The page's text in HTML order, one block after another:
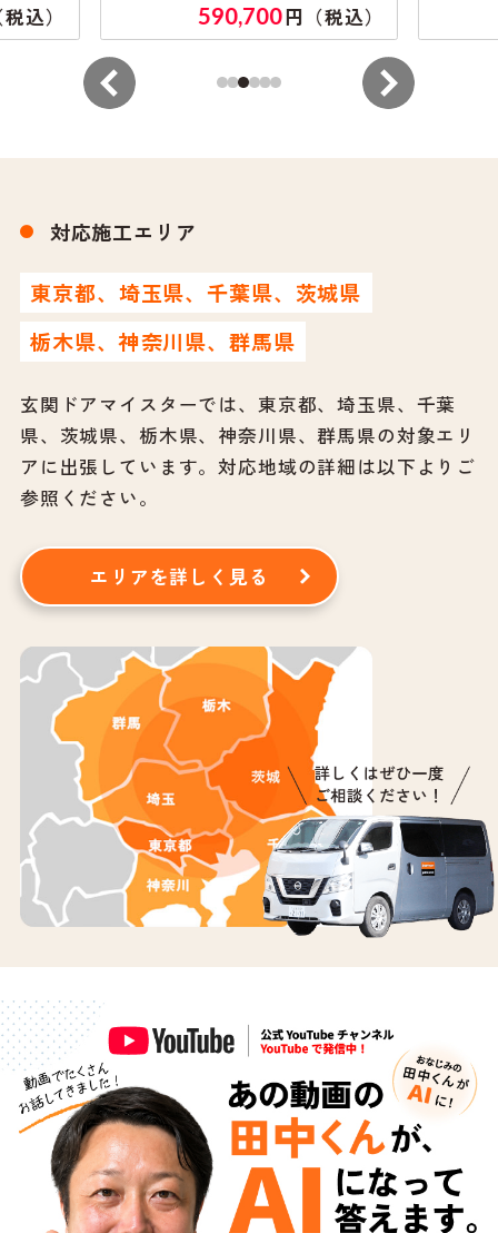
込） 590,700円（税込）
対応施工エリア
東京都、埼玉県、千葉県、茨城県
栃木県、神奈川県、群馬県
玄関ドアマイスターでは、東京都、埼玉県、千葉
県、茨城県、栃木県、神奈川県、群馬県の対象エリ
アに出張しています。対応地域の詳細は以下よりご
参照ください。
エリアを詳しく見る